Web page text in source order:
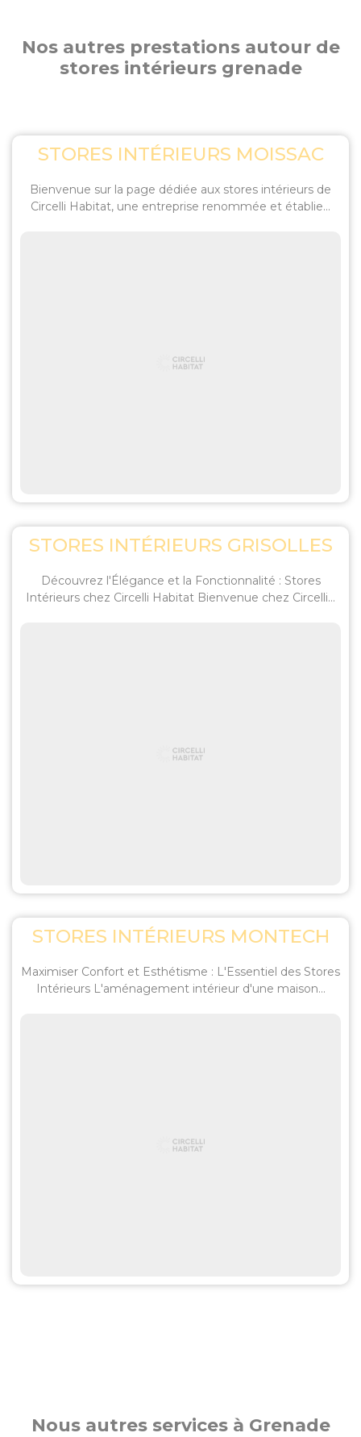
Nos autres prestations autour de
stores intérieurs grenade
STORES INTÉRIEURS MOISSAC
Bienvenue sur la page dédiée aux stores intérieurs de
Circelli Habitat, une entreprise renommée et établie...
STORES INTÉRIEURS GRISOLLES
Découvrez l'Élégance et la Fonctionnalité : Stores
Intérieurs chez Circelli Habitat Bienvenue chez Circelli...
STORES INTÉRIEURS MONTECH
Maximiser Confort et Esthétisme : L'Essentiel des Stores
Intérieurs L'aménagement intérieur d'une maison...
Nous autres services à Grenade